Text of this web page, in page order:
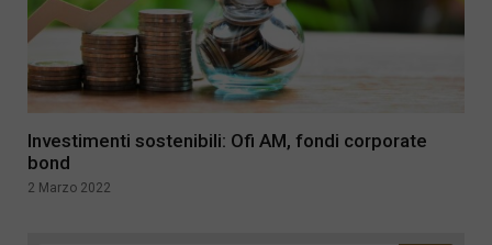
Investimenti sostenibili: Ofi AM, fondi corporate
bond
2 Marzo 2022